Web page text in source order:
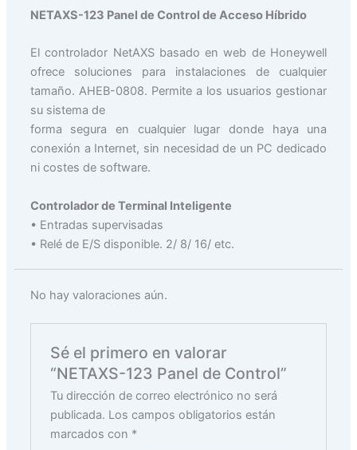
NETAXS-123 Panel de Control de Acceso Híbrido
El controlador NetAXS basado en web de Honeywell
ofrece soluciones para instalaciones de cualquier
tamaño. AHEB-0808. Permite a los usuarios gestionar
su sistema de
forma segura en cualquier lugar donde haya una
conexión a Internet, sin necesidad de un PC dedicado
ni costes de software.
Controlador de Terminal Inteligente
• Entradas supervisadas
• Relé de E/S disponible. 2/ 8/ 16/ etc.
No hay valoraciones aún.
Sé el primero en valorar
“NETAXS-123 Panel de Control”
Tu dirección de correo electrónico no será
publicada. Los campos obligatorios están
marcados con *